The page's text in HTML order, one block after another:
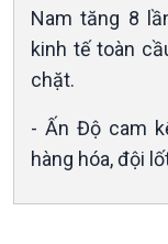
360 độ Sức khỏe
Chuyển đổi Xanh
Tài nguyên và Môi
Xã hội chuyển động
Bước chân đến
Nam tăng 8
kinh tế toàn
chặt.
- Ấn Độ cam
hàng hóa, đội